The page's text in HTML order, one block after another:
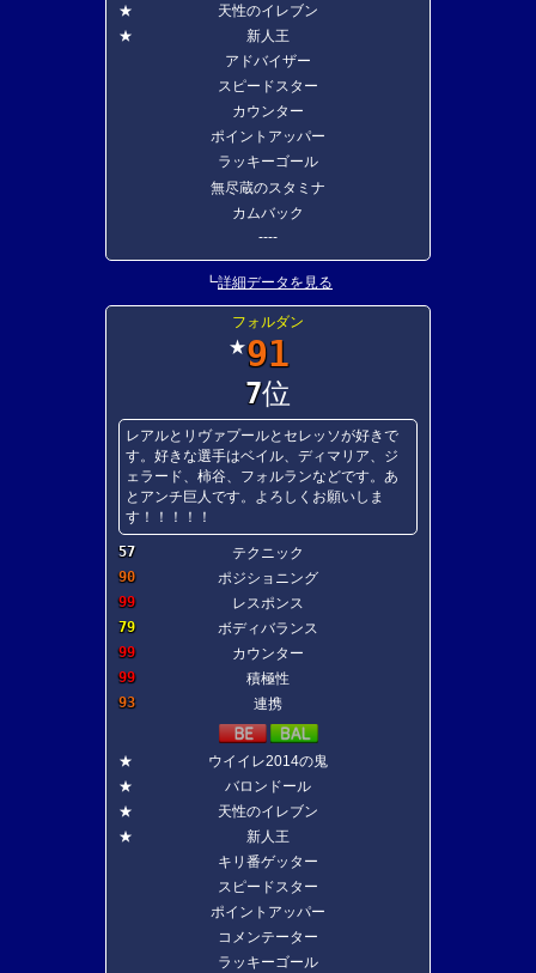
★
天性のイレブン
★
新人王
アドバイザー
スピードスター
カウンター
ポイントアッパー
ラッキーゴール
無尽蔵のスタミナ
カムバック
----
┗詳細データを見る
フォルダン
★91
7位
レアルとリヴァプールとセレッソが好きで
す。好きな選手はベイル、ディマリア、ジ
ェラード、柿谷、フォルランなどです。あ
とアンチ巨人です。よろしくお願いしま
す！！！！！
57
テクニック
90
ポジショニング
99
レスポンス
79
ボディバランス
99
カウンター
99
積極性
93
連携
★
ウイイレ2014の鬼
★
バロンドール
★
天性のイレブン
★
新人王
キリ番ゲッター
スピードスター
ポイントアッパー
コメンテーター
ラッキーゴール